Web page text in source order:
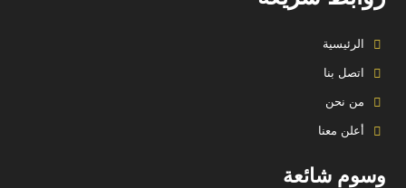
الرئيسية
اتصل بنا
من نحن
أعلن معنا
وسوم شائعة